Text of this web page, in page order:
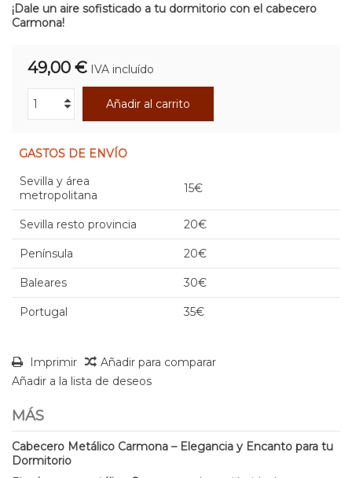
¡Dale un aire sofisticado a tu dormitorio con el cabecero
Carmona!
49,00 € IVA incluído
Añadir al carrito
GASTOS DE ENVÍO
Sevilla y área
metropolitana
15€
Sevilla resto provincia 20€
Península 20€
Baleares 30€
Portugal 35€
Imprimir
Añadir para comparar
Añadir a la lista de deseos
MÁS
Cabecero Metálico Carmona – Elegancia y Encanto para tu
Dormitorio